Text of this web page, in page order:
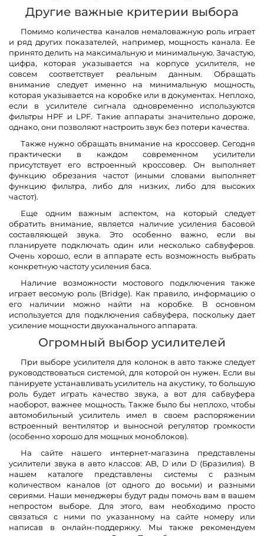
Другие важные критерии выбора
Помимо количества каналов немаловажную роль играет
и ряд других показателей, например, мощность канала. Ее
принято делить на максимальную и минимальную. Зачастую,
цифра, которая указывается на корпусе усилителя, не
совсем соответствует реальным данным. Обращать
внимание следует именно на минимальную мощность,
которая указывается на коробке или в документах. Неплохо,
если в усилителе сигнала одновременно используются
фильтры HPF и LPF. Такие аппараты значительно дороже,
однако, они позволяют настроить звук без потери качества.
Также нужно обращать внимание на кроссовер. Сегодня
практически в каждом современном усилители
присутствует его встроенный кроссовер. Он выполняет
функцию обрезания частот (иными словами выполняет
функцию фильтра, либо для низких, либо для высоких
частот).
Еще одним важным аспектом, на который следует
обратить внимание, является наличие усиления басовой
составляющей звука. Это особенно важно, если вы
планируете подключать один или несколько сабвуферов.
Очень хорошо, если в аппарате есть возможность выбрать
конкретную частоту усиления баса.
Наличие возможности мостового подключения также
играет весомую роль (Bridge). Как правило, информацию о
его наличии можно найти на коробке. В основном
используется для подключения сабвуфера, поскольку дает
усиление мощности двухканального аппарата.
Огромный выбор усилителей
При выборе усилителя для колонок в авто также следует
руководствоваться системой, для которой он нужен. Если вы
панируете устанавливать усилитель на акустику, то большую
роль будет играть качество звука, а вот для сабвуфера
наоборот, важнее мощность. Также было бы неплохо, чтобы
автомобильный усилитель имел в своем распоряжении
встроенный вентилятор и выносной регулятор громкости
(особенно хорошо для мощных моноблоков).
На сайте нашего интернет-магазина представлены
усилители звука в авто классов: AB, D или D (Бразилия). В
нашем каталоге представлены системы с разным
количеством каналов (от одного до восьми) и разными
сериями. Наши менеджеры будут рады помочь вам в вашем
непростом выборе. Для этого, вам необходимо просто
связаться с ними по указанному на сайте номеру или
написав в онлайн-поддержку. Мы также рекомендуем